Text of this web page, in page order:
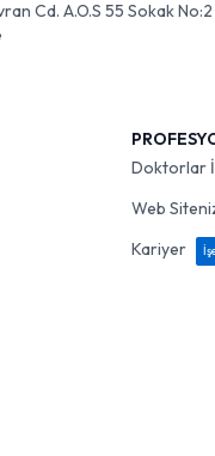
Cd. A.O.S 55 Sokak
Doktorlar
Web
Kariyer